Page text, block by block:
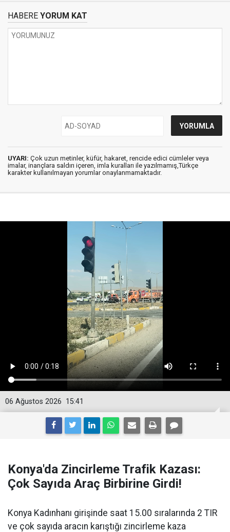
HABERE YORUM KAT
UYARI: Çok uzun metinler, küfür, hakaret, rencide edici cümleler veya
imalar, inançlara saldırı içeren, imla kuralları ile yazılmamış,Türkçe
karakter kullanılmayan yorumlar onaylanmamaktadır.
15:41
06 Ağustos 2026
Konya'da Zincirleme Trafik Kazası:
Çok Sayıda Araç Birbirine Girdi!
Konya Kadınhanı girişinde saat 15.00 sıralarında 2 TIR
ve çok sayıda aracın karıştığı zincirleme kaza